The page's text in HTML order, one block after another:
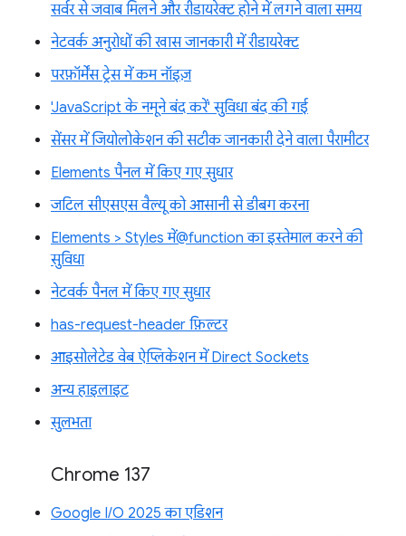
सर्वर से जवाब मिलने और रीडायरेक्ट होने में लगने वाला समय
नेटवर्क अनुरोधों की खास जानकारी में रीडायरेक्ट
परफ़ॉर्मेंस ट्रेस में कम नॉइज़
'JavaScript के नमूने बंद करें' सुविधा बंद की गई
सेंसर में जियोलोकेशन की सटीक जानकारी देने वाला पैरामीटर
Elements पैनल में किए गए सुधार
जटिल सीएसएस वैल्यू को आसानी से डीबग करना
Elements > Styles में@function का इस्तेमाल करने की
सुविधा
नेटवर्क पैनल में किए गए सुधार
has-request-header फ़िल्टर
आइसोलेटेड वेब ऐप्लिकेशन में Direct Sockets
अन्य हाइलाइट
सुलभता
Chrome 137
Google I/O 2025 का एडिशन